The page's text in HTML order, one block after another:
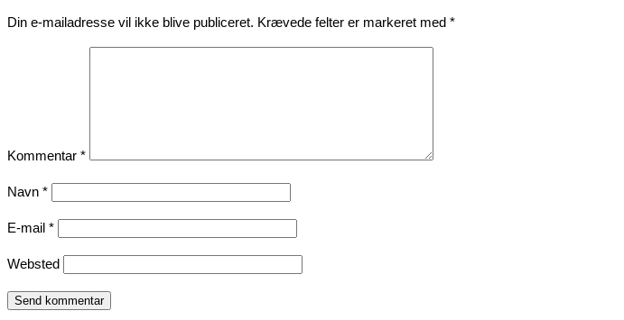
Din e-mailadresse vil ikke blive publiceret. Krævede felter er markeret med *
Kommentar *
Navn *
E-mail *
Websted